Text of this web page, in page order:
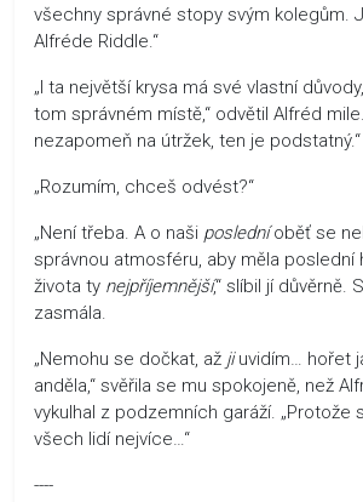
všechny správné stopy svým kolegům.
Alfréde Riddle.“
„I ta největší krysa má své vlastní
tom správném místě,“ odvětil Alfréd
nezapomeň na útržek, ten je podstatný.“
„Rozumím, chceš odvést?“
„Není třeba. A o naši posledníoběť se
správnou atmosféru, aby měla poslední
života ty nejpříjemnější,“ slíbil jí důvěrně.
zasmála.
„Nemohu se dočkat, až jiuvidím… hořet
anděla,“ svěřila se mu spokojeně, než
vykulhal z podzemních garáží. „Protože
všech lidí nejvíce…“
----